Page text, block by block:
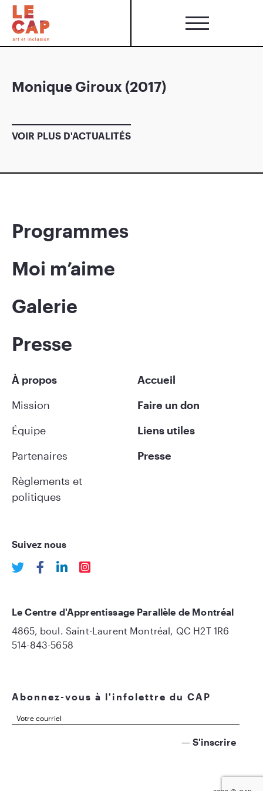
Monique Giroux (2017)
VOIR PLUS D'ACTUALITÉS
Programmes
Moi m’aime
Galerie
Presse
À propos
Mission
Équipe
Partenaires
Règlements et
politiques
Accueil
Faire un don
Liens utiles
Presse
Suivez nous
Abonnez-vous à l'infolettre du CAP
Le Centre d'Apprentissage Parallèle de Montréal
4865, boul. Saint-Laurent Montréal, QC H2T 1R6
514-843-5658